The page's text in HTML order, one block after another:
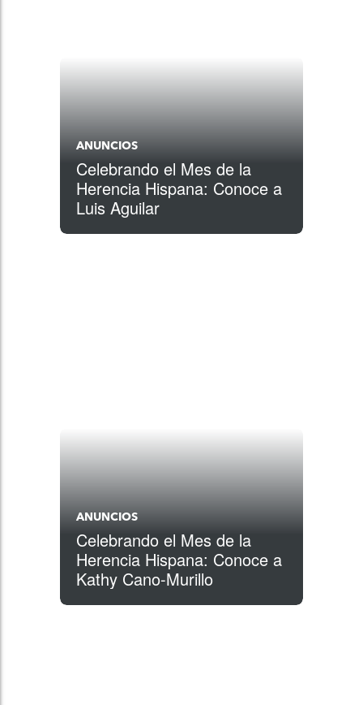
ANUNCIOS
Celebrando el Mes de la
Herencia Hispana: Conoce a
Luis Aguilar
ANUNCIOS
Celebrando el Mes de la
Herencia Hispana: Conoce a
Kathy Cano-Murillo